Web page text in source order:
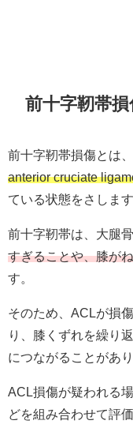
前十字靭帯
前十字靭帯損傷とは
anterior cruciate
ている状態をさしま
前十字靭帯は、大腿
すぎることや、膝が
す。
そのため、ACLが損
り、膝くずれを繰り
につながることがあり
ACL損傷が疑われる
どを組み合わせて評